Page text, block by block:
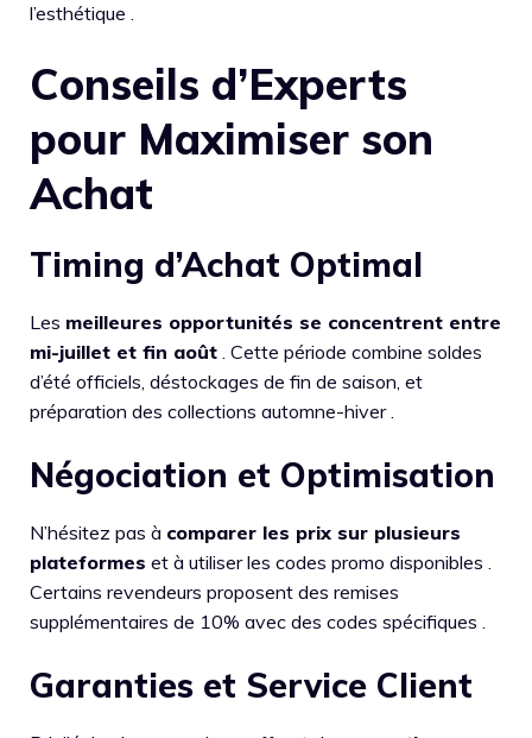
l’esthétique .
Conseils d’Experts
pour Maximiser son
Achat
Timing d’Achat Optimal
Les meilleures opportunités se concentrent entre
mi-juillet et fin août . Cette période combine soldes
d’été officiels, déstockages de fin de saison, et
préparation des collections automne-hiver .
Négociation et Optimisation
N’hésitez pas à comparer les prix sur plusieurs
plateformes et à utiliser les codes promo disponibles .
Certains revendeurs proposent des remises
supplémentaires de 10% avec des codes spécifiques .
Garanties et Service Client